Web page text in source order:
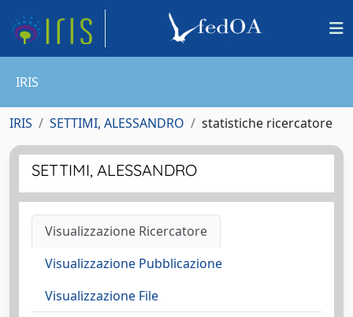
IRIS
IRIS SETTIMI, ALESSANDRO statistiche ricercatore
SETTIMI, ALESSANDRO
Visualizzazione Ricercatore
Visualizzazione Pubblicazione
Visualizzazione File